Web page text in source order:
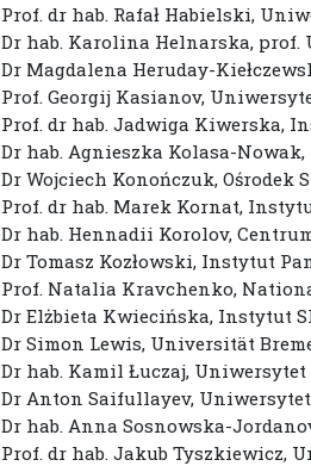
Prof. dr hab. Rafał Habielski,
Dr hab. Karolina Helnarska, prof.
Dr Magdalena Heruday-
Prof. Georgij Kasianov,
Prof. dr hab. Jadwiga Kiwerska,
Dr hab. Agnieszka Kolasa-
Dr Wojciech Konończuk,
Prof. dr hab. Marek Kornat,
Dr hab. Hennadii Korolov,
Dr Tomasz Kozłowski, Instytut
Prof. Natalia Kravchenko,
Dr Elżbieta Kwiecińska, Instytut
Dr Simon Lewis, Universität
Dr hab. Kamil Łuczaj,
Dr Anton Saifullayev,
Dr hab. Anna Sosnowska-
Prof. dr hab. Jakub Tyszkiewicz,